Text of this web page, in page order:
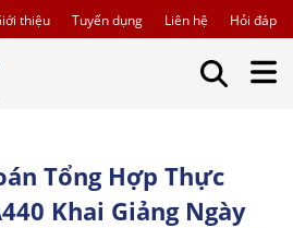
thiệu Tuyển dụng Liên hệ Hỏi đáp
Tổng Hợp Thực
Khai Giảng Ngày